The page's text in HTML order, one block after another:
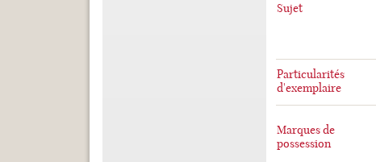
Sujet
Particularités
d'exemplaire
Marques de
possession